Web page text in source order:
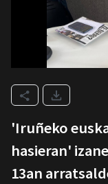
'Iruñeko
hasieran'
13an